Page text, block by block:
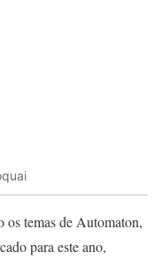
os temas de Automaton,
para este ano,